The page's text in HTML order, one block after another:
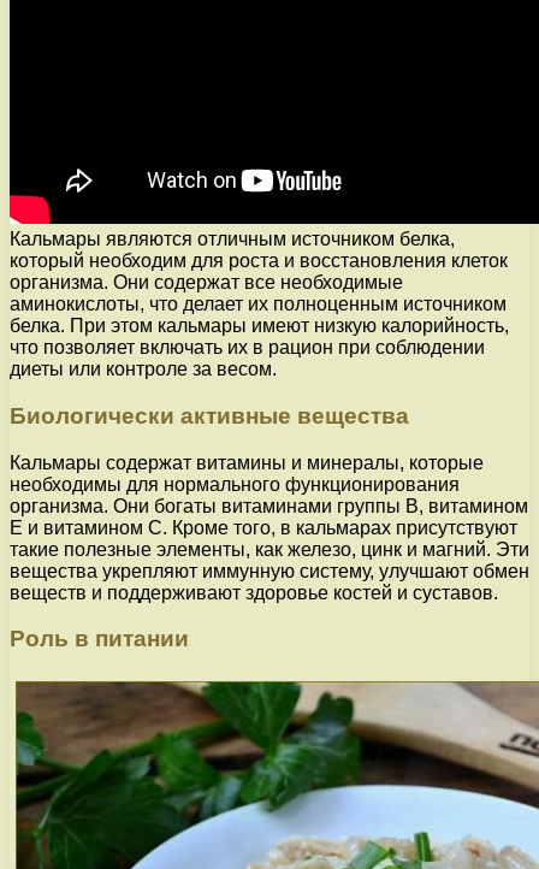
Кальмары являются отличным источником белка,
который необходим для роста и восстановления клеток
организма. Они содержат все необходимые
аминокислоты, что делает их полноценным источником
белка. При этом кальмары имеют низкую калорийность,
что позволяет включать их в рацион при соблюдении
диеты или контроле за весом.
Биологически активные вещества
Кальмары содержат витамины и минералы, которые
необходимы для нормального функционирования
организма. Они богаты витаминами группы В, витамином
Е и витамином С. Кроме того, в кальмарах присутствуют
такие полезные элементы, как железо, цинк и магний. Эти
вещества укрепляют иммунную систему, улучшают обмен
веществ и поддерживают здоровье костей и суставов.
Роль в питании